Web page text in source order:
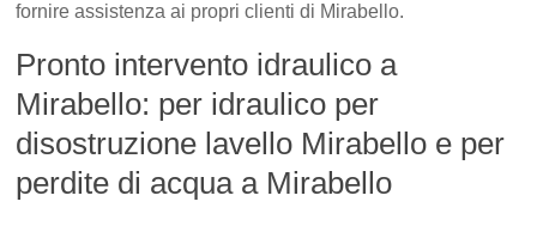
fornire assistenza ai propri clienti di Mirabello.
Pronto intervento idraulico a
Mirabello: per idraulico per
disostruzione lavello Mirabello e per
perdite di acqua a Mirabello